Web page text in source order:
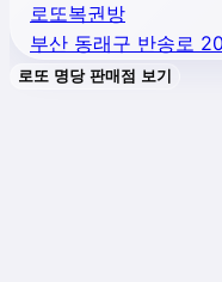
로또복권방
부산 동래구 반송로
로또 명당 판매점 보기